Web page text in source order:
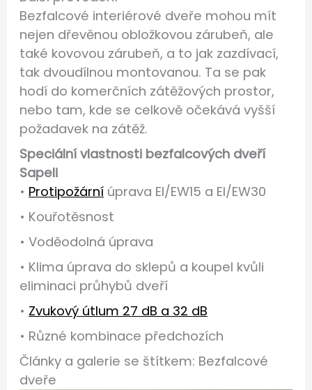
Bezfalcové interiérové dveře mohou mít
nejen dřevěnou obložkovou zárubeň, ale
také kovovou zárubeň, a to jak zazdívací,
tak dvoudílnou montovanou. Ta se pak
hodí do komerčních zátěžových prostor,
nebo tam, kde se celkově očekává vyšší
požadavek na zátěž.
Speciální vlastnosti bezfalcových dveří
Sapeli
• Protipožární úprava EI/EW15 a EI/EW30
• Kouřotěsnost
• Voděodolná úprava
• Klima úprava do sklepů a koupel kvůli
eliminaci průhybů dveří
• Zvukový útlum 27 dB a 32 dB
• Různé kombinace předchozích
Články a galerie se štítkem: Bezfalcové
dveře